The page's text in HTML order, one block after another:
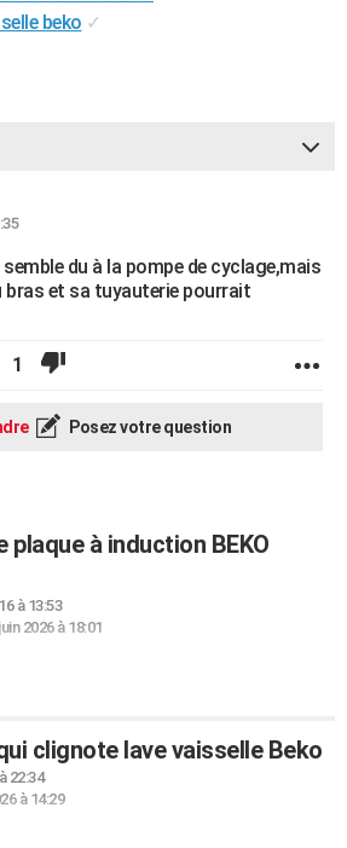
beko ✓
du à la pompe de cyclage,mais
bras et sa tuyauterie pourrait
1
Posez votre question
plaque à induction BEKO
à 13:53
2026 à 18:01
clignote lave vaisselle Beko
22:34
à 14:29